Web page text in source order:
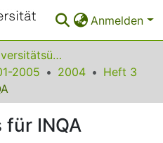
Anmelden
Fach- und Universitätsübergreifendes
2005 2004
Heft 3
INQA